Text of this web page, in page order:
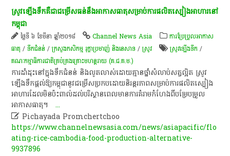
ស្រូវឡើងទឹកគឺជាជម្រើសធន់នឹងអាកាសធាតុសម្រាប់ការផលិតស្បៀងអាហារនៅ
កម្ពុជា
ថ្ងៃទី ៦ ខែមីនា ឆ្នាំ២០១៨ Channel News Asia
ការប្រែប្រួលអាកាស
ធាតុ /ទឹកជំនន់ /ក្រសួងកសិកម្ម រុក្ខាប្រមាញ់ និងនេសាទ /​ស្រូវ​ ស្រូវឡើងទឹក /
គណៈកម្មាធិការ​ជាតិ​គ្រប់គ្រង​គ្រោះ​មហន្តរាយ (គ.ជ.គ.ម.)
ការដាំដុះនៅក្នុងទឹកជំនន់ និងលូតលាស់ដោយគ្មានថ្នាំសំលាប់សត្វល្អិត ស្រូវ
ឡើងទឹកផ្តល់ឱ្យកម្ពុជានូវជម្រើសប្រកបដោយនិរន្តរភាពសម្រាប់ការផលិតស្បៀង
អាហារដែលមិនប៉ះពាល់ដល់បរិស្ថានពេលមានការគំរាមកំហែងពីបម្រែបម្រួល
អាកាសធាតុ។...
 Pichayada Promchertchoo
https://www.channelnewsasia.com/news/asiapacific/flo
ating-rice-cambodia-food-production-alternative-
9937896